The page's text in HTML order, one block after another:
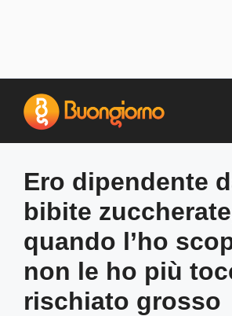
contenuto
Ero dipendente
bibite
quando l’ho
non le ho più
rischiato grosso